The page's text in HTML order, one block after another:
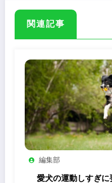
関連記事
編集部
愛犬の運動しすぎ